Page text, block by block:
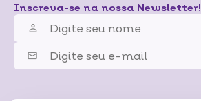
Inscreva-se na nossa Newsletter!